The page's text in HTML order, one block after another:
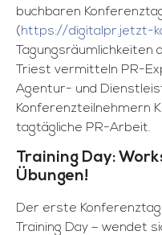
buchbaren
( https://digitalpr.jetzt-
Tagungsräumlichkeiten
Triest vermitteln PR-
Agentur- und
Konferenzteilnehmern
tagtägliche PR-Arbeit.
Training Day:
Übungen!
Der erste
Training Day – wendet